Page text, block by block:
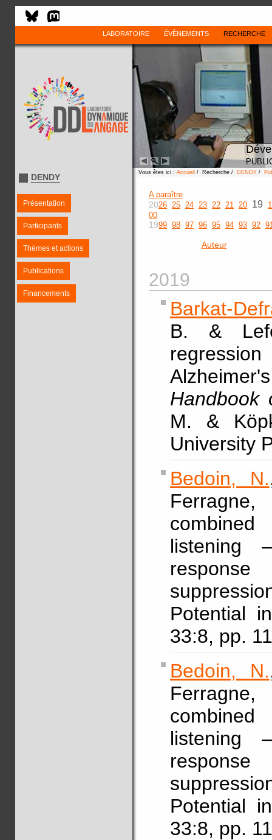
LABORATOIRE ÉVÈNEMENTS RECHERCHE
DENDY
Présentation
Participants
Thèmes et actions
Publications
Financements
Vous êtes ici : Accueil / Recherche / DENDY /
A paraître
2026 25 24 23 22 21 20 19
00
1999 98 97 96 95 94 93 92
Auteur
2019
Barkat-
B. &
Handbook
M. &
University
Bedoin, N.
listening
Potential
33:8, pp.
Bedoin, N.
listening
Potential
33:8, pp.